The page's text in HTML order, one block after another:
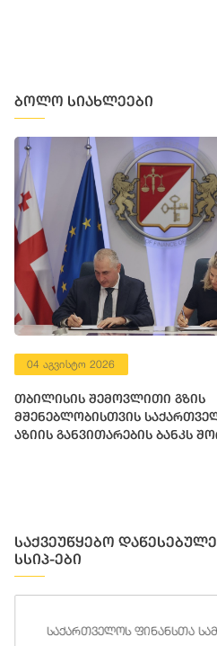
ბოლო სიახლეები
04 აგვისტო 2026
თბილისის შემოვლითი გზის
მშენებლობისთვის
აზიის განვითარების ბანკს
საქვეუწყებო
სსიპ-ები
საქართველოს